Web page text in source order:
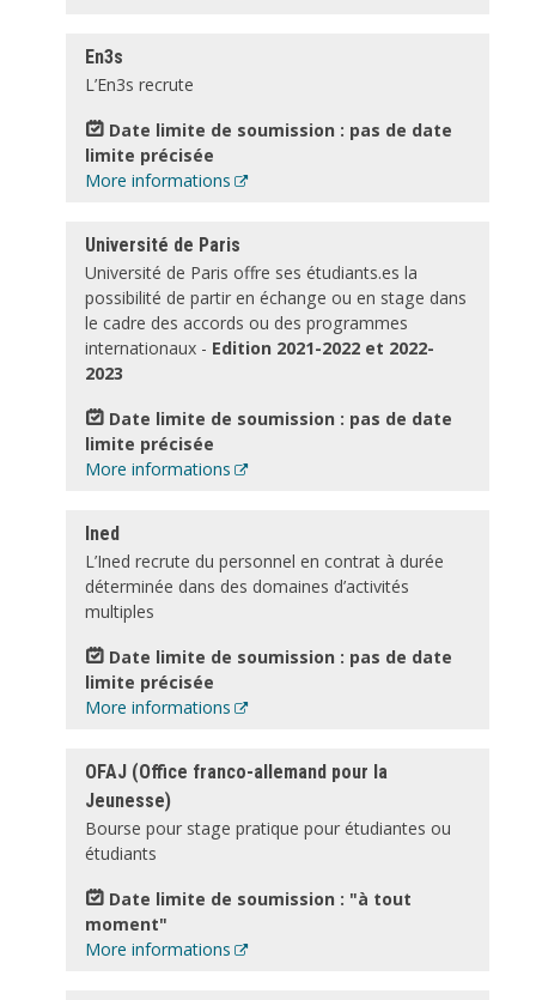
En3s
L’En3s recrute
Date limite de soumission : pas de date
limite précisée
More informations
Université de Paris
Université de Paris offre ses étudiants.es la
possibilité de partir en échange ou en stage dans
le cadre des accords ou des programmes
internationaux - Edition 2021-2022 et 2022-
2023
Date limite de soumission : pas de date
limite précisée
More informations
Ined
L’Ined recrute du personnel en contrat à durée
déterminée dans des domaines d’activités
multiples
Date limite de soumission : pas de date
limite précisée
More informations
OFAJ (Office franco-allemand pour la
Jeunesse)
Bourse pour stage pratique pour étudiantes ou
étudiants
Date limite de soumission : "à tout
moment"
More informations